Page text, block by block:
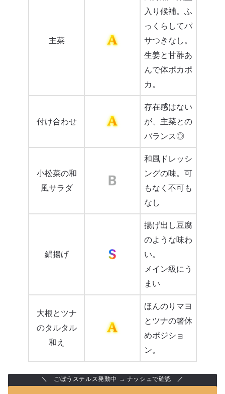
主菜
入り候補。ふ
っくらしてパ
サつきなし。
生姜と甘酢あ
んで体ポカポ
カ。
付け合わせ
存在感はない
が、主菜との
バランス◎
小松菜の和
風サラダ
和風ドレッシ
ングの味。可
もなく不可も
なし
絹揚げ
揚げ出し豆腐
のような味わ
い。
メイン級にう
まい
大根とツナ
のタルタル
和え
ほんのりマヨ
とツナの箸休
めポジショ
ン。
ごぼうステルス発動中 → ナッシュで確認